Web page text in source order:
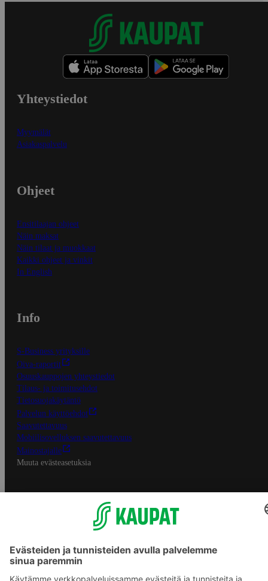
Yhteystiedot
Myymälät
Asiakaspalvelu
Ohjeet
Ensitilaajan ohjeet
Näin maksat
Näin tilaat ja muokkaat
Kaikki ohjeet ja vinkit
In English
Info
S-Business yrityksille
Oiva-raportit
Osuuskauppojen yhteystiedot
Tilaus- ja toimitusehdot
Tietosuojakäytäntö
Palvelun käyttöehdot
Saavutettavuus
Mobiilisovelluksen saavutettavuus
Mainostajalle
Muuta evästeasetuksia
S-ryhmän palvelut
Asiakasomistajuus